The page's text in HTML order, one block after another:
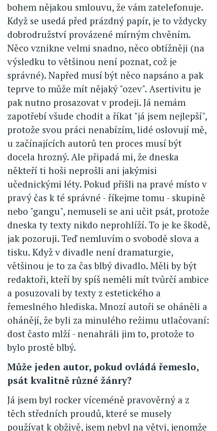
bohem nějakou smlouvu, že vám zatelefonuje.
Když se usedá před prázdný papír, je to vždycky
dobrodružství provázené mírným chvěním.
Něco vznikne velmi snadno, něco obtížněji (na
výsledku to většinou není poznat, což je
správné). Napřed musí být něco napsáno a pak
teprve to může mít nějaký "ozev". Asertivitu je
pak nutno prosazovat v prodeji. Já nemám
zapotřebí všude chodit a říkat "já jsem nejlepší",
protože svou práci nenabízím, lidé oslovují mě,
u začínajících autorů ten proces musí být
docela hrozný. Ale připadá mi, že dneska
někteří ti hoši neprošli ani jakýmisi
učednickými léty. Pokud přišli na pravé místo v
pravý čas k té správné - říkejme tomu - skupině
nebo "gangu", nemuseli se ani učit psát, protože
dneska ty texty nikdo neprohlíží. To je ke škodě,
jak pozoruji. Teď nemluvím o svobodě slova a
tisku. Když v divadle není dramaturgie,
většinou je to za čas blbý divadlo. Měli by být
redaktoři, kteří by spíš neměli mít tvůrčí ambice
a posuzovali by texty z estetického a
řemeslného hlediska. Mnozí autoři se oháněli a
ohánějí, že byli za minulého režimu utlačovaní:
dost často mlží - nenahráli jim to, protože to
bylo prostě blbý.
Může jeden autor, pokud ovládá řemeslo,
psát kvalitně různé žánry?
Já jsem byl rocker víceméně pravověrný a z
těch středních proudů, které se musely
používat k obživě, jsem nebyl na větvi, jenomže